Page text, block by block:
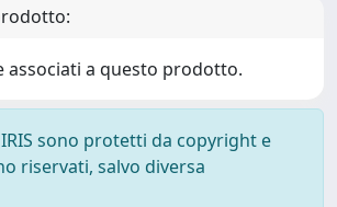
associati a questo prodotto.
sono protetti da copyright e
riservati, salvo diversa